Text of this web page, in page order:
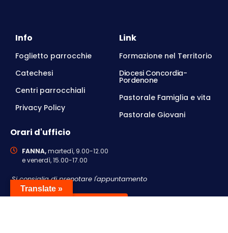
Info
Foglietto parrocchie
Catechesi
Centri parrocchiali
Privacy Policy
Link
Formazione nel Territorio
Diocesi Concordia-
Pordenone
Pastorale Famiglia e vita
Pastorale Giovani
Orari d'ufficio
FANNA,martedì, 9.00-12.00
e venerdì, 15.00-17.00
Si consiglia di prenotare l'appuntamento
Translate »